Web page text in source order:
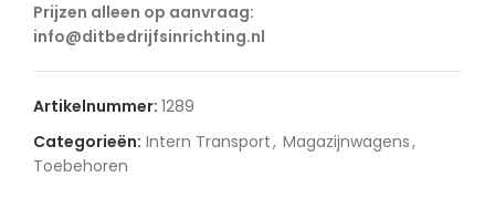
Prijzen alleen op aanvraag:
info@ditbedrijfsinrichting.nl
Artikelnummer: 1289
Categorieën: Intern Transport, Magazijnwagens,
Toebehoren